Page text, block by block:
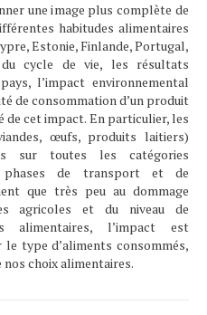
une image plus complète de
habitudes alimentaires
Estonie, Finlande, Portugal,
du cycle de vie, les résultats
l’impact environnemental
de consommation d’un produit
de cet impact. En particulier, les
œufs, produits laitiers)
sur toutes les catégories
phases de transport et de
que très peu au dommage
agricoles et du niveau de
alimentaires, l’impact est
type d’aliments consommés,
choix alimentaires.